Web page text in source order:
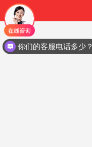
你们的客服电话多少？